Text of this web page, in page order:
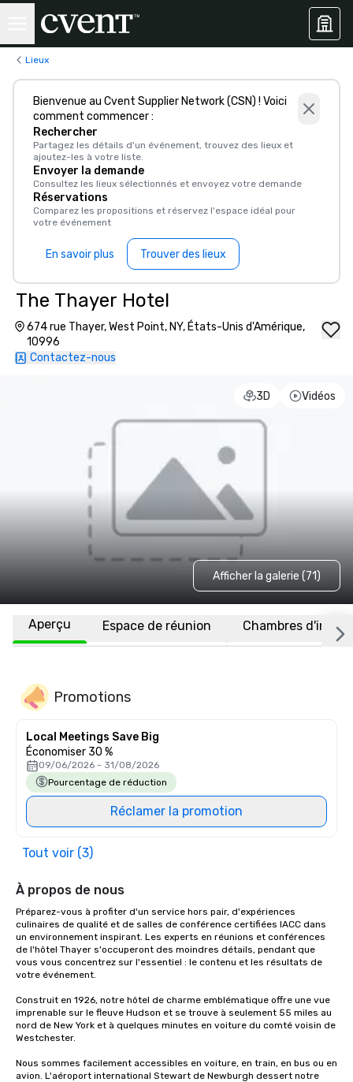
Lieux
Bienvenue au Cvent Supplier Network (CSN) ! Voici
comment commencer :
Rechercher
Partagez les détails d'un événement, trouvez des lieux et
ajoutez-les à votre liste.
Envoyer la demande
Consultez les lieux sélectionnés et envoyez votre demande
Réservations
Comparez les propositions et réservez l'espace idéal pour
votre événement
En savoir plus Trouver des lieux
The Thayer Hotel
674 rue Thayer, West Point, NY, États-Unis d'Amérique,
10996
Contactez-nous
3D Vidéos
Afficher la galerie (71)
Aperçu Espace de réunion Chambres
Promotions
Local Meetings Save Big
Économiser 30 %
09/06/2026 - 31/08/2026
Pourcentage de réduction
Réclamer la promotion
Tout voir (3)
À propos de nous
Préparez-vous à profiter d'un service hors pair, d'expériences
culinaires de qualité et de salles de conférence certifiées IACC dans
un environnement inspirant. Les experts en réunions et conférences
de l'hôtel Thayer s'occuperont des moindres détails, pendant que
vous vous concentrez sur l'essentiel : le contenu et les résultats de
votre événement.
Construit en 1926, notre hôtel de charme emblématique offre une vue
imprenable sur le fleuve Hudson et se trouve à seulement 55 miles au
nord de New York et à quelques minutes en voiture du comté voisin de
Westchester.
Nous sommes facilement accessibles en voiture, en train, en bus ou en
avion. L'aéroport international Stewart de Newburgh dessert notre